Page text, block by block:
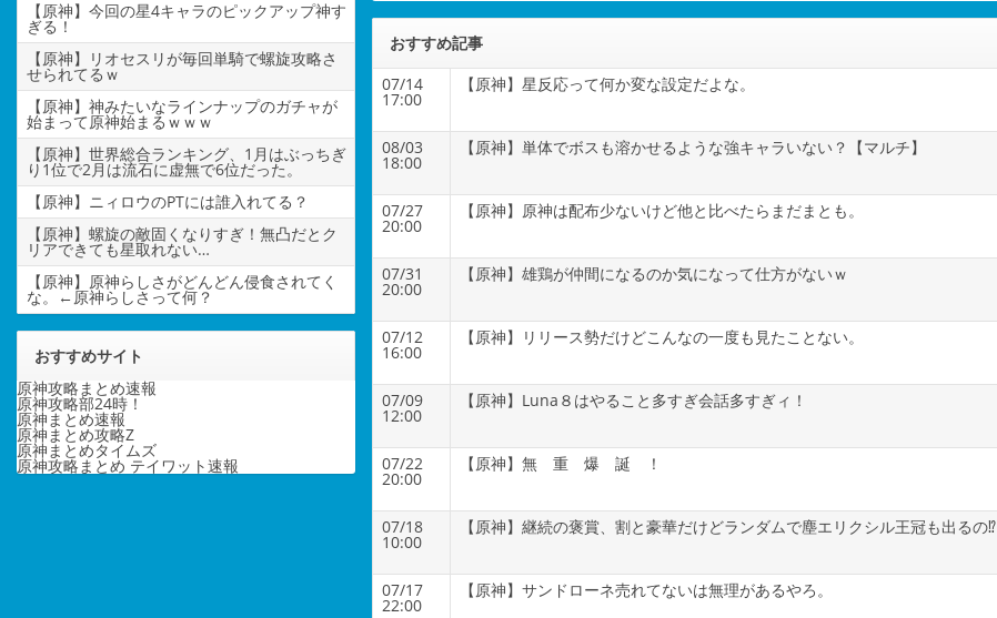
おすすめ記事
07/14
17:00
【原神】星反応って何か変な設定だよな。
08/03
18:00
【原神】単体でボスも溶かせるような強キャラいない？【マルチ】
07/27
20:00
【原神】原神は配布少ないけど他と比べたらまだまとも。
07/31
20:00
【原神】雄鶏が仲間になるのか気になって仕方がないｗ
07/12
16:00
【原神】リリース勢だけどこんなの一度も見たことない。
07/09
12:00
【原神】Luna８はやること多すぎ会話多すぎィ！
07/22
20:00
【原神】無 重 爆 誕 ！
07/18
10:00
【原神】継続の褒賞、割と豪華だけどランダムで塵エリクシル王冠も出るの⁉
07/17
22:00
【原神】サンドローネ売れてないは無理があるやろ。
【原神】今回の星4キャラのピックアップ神す
ぎる！
【原神】リオセスリが毎回単騎で螺旋攻略さ
せられてるｗ
【原神】神みたいなラインナップのガチャが
始まって原神始まるｗｗｗ
【原神】世界総合ランキング、1月はぶっちぎ
り1位で2月は流石に虚無で6位だった。
【原神】ニィロウのPTには誰入れてる？
【原神】螺旋の敵固くなりすぎ！無凸だとク
リアできても星取れない…
【原神】原神らしさがどんどん侵食されてく
な。←原神らしさって何？
おすすめサイト
原神攻略まとめ速報
原神攻略部24時！
原神まとめ速報
原神まとめ攻略Z
原神まとめタイムズ
原神攻略まとめ テイワット速報